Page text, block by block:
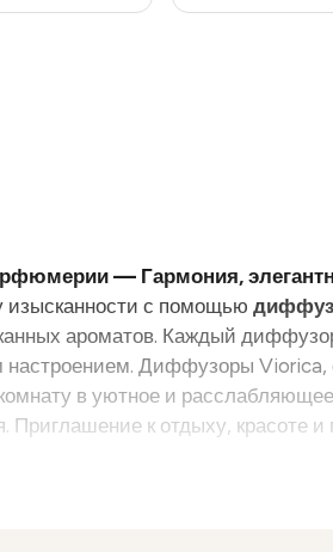
— Гармония,
изысканности с помощью
ароматов. Каждый
Диффузоры Viorica,
в уютное и расслабляющее
Приглашение к отдыху, красоте